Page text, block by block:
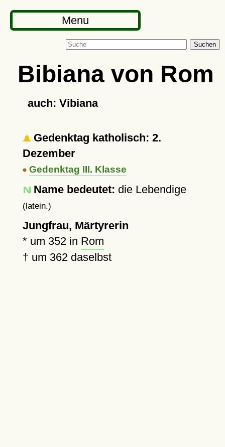
Menu
Suchen
Bibiana von Rom
auch: Vibiana
Gedenktag katholisch: 2.
Dezember
Gedenktag III. Klasse
Name bedeutet: die Lebendige
(latein.)
Jungfrau, Märtyrerin
* um 352in Rom
† um 362daselbst